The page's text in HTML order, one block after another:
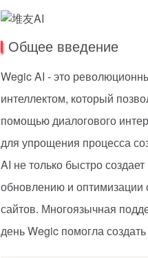
Общее введение
Wegic AI - это
интеллектом, который
помощью диалогового
для упрощения процесса
AI не только быстро
обновлению и оптимизации
сайтов. Многоязычная
день Wegic помогла